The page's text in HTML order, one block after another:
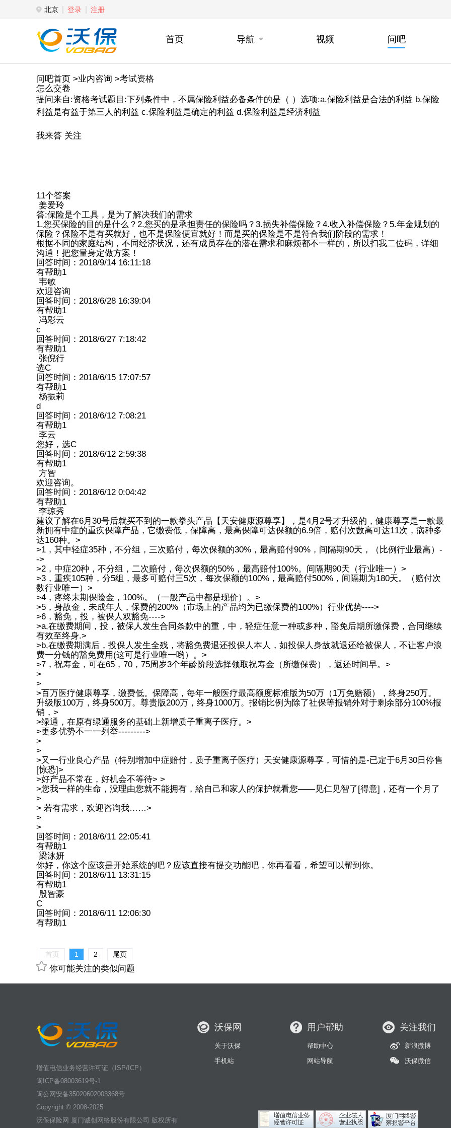
北京 登录 注册
首页 导航 视频 问吧
问吧首页 >业内咨询 >考试资格
怎么交卷
提问来自:资格考试题目:下列条件中，不属保险利益必备条件的是（ ）选项:a.保险利益是合法的利益 b.保险
利益是有益于第三人的利益 c.保险利益是确定的利益 d.保险利益是经济利益
我来答 关注
11个答案
姜爱玲
答:保险是个工具，是为了解决我们的需求
1.您买保险的目的是什么？2.您买的是承担责任的保险吗？3.损失补偿保险？4.收入补偿保险？5.年金规划的
保险？保险不是有买就好，也不是保险便宜就好！而是买的保险是不是符合我们阶段的需求！
根据不同的家庭结构，不同经济状况，还有成员存在的潜在需求和麻烦都不一样的，所以扫我二位码，详细
沟通！把您量身定做方案！
回答时间：2018/9/14 16:11:18
有帮助1
韦敏
欢迎咨询
回答时间：2018/6/28 16:39:04
有帮助1
冯彩云
c
回答时间：2018/6/27 7:18:42
有帮助1
张倪行
选C
回答时间：2018/6/15 17:07:57
有帮助1
杨振莉
d
回答时间：2018/6/12 7:08:21
有帮助1
李云
您好，选C
回答时间：2018/6/12 2:59:38
有帮助1
方智
欢迎咨询。
回答时间：2018/6/12 0:04:42
有帮助1
李琼秀
建议了解在6月30号后就买不到的一款拳头产品【天安健康源尊享】，是4月2号才升级的，健康尊享是一款最
新拥有中症的重疾保障产品，它缴费低，保障高，最高保障可达保额的6.9倍，赔付次数高可达11次，病种多
达160种。>
>1，其中轻症35种，不分组，三次赔付，每次保额的30%，最高赔付90%，间隔期90天，（比例行业最高）-
->
>2，中症20种，不分组，二次赔付，每次保额的50%，最高赔付100%。间隔期90天（行业唯一）>
>3，重疾105种，分5组，最多可赔付三5次，每次保额的100%，最高赔付500%，间隔期为180天。（赔付次
数行业唯一）>
>4，疼终末期保险金，100%。（一般产品中都是现价）。>
>5，身故金，未成年人，保费的200%（市场上的产品均为已缴保费的100%）行业优势---->
>6，豁免，投，被保人双豁免---->
>a,在缴费期间，投，被保人发生合同条款中的重，中，轻症任意一种或多种，豁免后期所缴保费，合同继续
有效至终身.>
>b,在缴费期满后，投保人发生全残，将豁免费退还投保人本人，如投保人身故就退还给被保人，不让客户浪
费一分钱的豁免费用(这可是行业唯一哟）。>
>7，祝寿金，可在65，70，75周岁3个年龄阶段选择领取祝寿金（所缴保费），返还时间早。>
>
>
>百万医疗健康尊享，缴费低。保障高，每年一般医疗最高额度标准版为50万（1万免赔额），终身250万。
升级版100万，终身500万。尊贵版200万，终身1000万。报销比例为除了社保等报销外对于剩余部分100%报
销，>
>绿通，在原有绿通服务的基础上新增质子重离子医疗。>
>更多优势不一一列举--------->
>
>
>又一行业良心产品（特别增加中症赔付，质子重离子医疗）天安健康源尊享，可惜的是-已定于6月30日停售
[惊恐]>
>好产品不常在，好机会不等待> >
>您我一样的生命，没理由您就不能拥有，給自己和家人的保护就看您――见仁见智了[得意]，还有一个月了
>
> 若有需求，欢迎咨询我……>
>
>
回答时间：2018/6/11 22:05:41
有帮助1
梁泳妍
你好，你这个应该是开始系统的吧？应该直接有提交功能吧，你再看看，希望可以帮到你。
回答时间：2018/6/11 13:31:15
有帮助1
殷智豪
C
回答时间：2018/6/11 12:06:30
有帮助1
首页 1 2 尾页
你可能关注的类似问题
增值电信业务经营许可证（ISP/ICP）
闽ICP备08003619号-1
闽公网安备35020602003368号
Copyright © 2008-2025
沃保保险网 厦门诚创网络股份有限公司 版权所有
沃保网
关于沃保
手机站
用户帮助
帮助中心
网站导航
关注我们
新浪微博
沃保微信